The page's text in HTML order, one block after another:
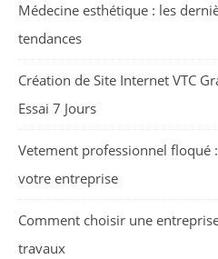
Médecine esthétique : les
tendances
Création de Site Internet VTC
Essai 7 Jours
Vetement professionnel floqué
votre entreprise
Comment choisir une
travaux